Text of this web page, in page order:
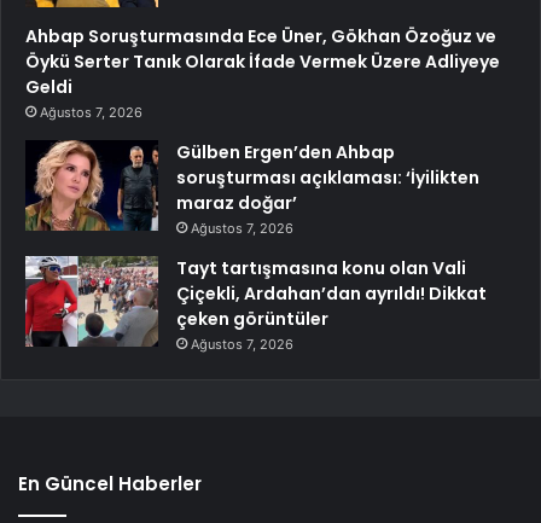
Ahbap Soruşturmasında Ece Üner, Gökhan Özoğuz ve
Öykü Serter Tanık Olarak İfade Vermek Üzere Adliyeye
Geldi
Ağustos 7, 2026
Gülben Ergen’den Ahbap
soruşturması açıklaması: ‘İyilikten
maraz doğar’
Ağustos 7, 2026
Tayt tartışmasına konu olan Vali
Çiçekli, Ardahan’dan ayrıldı! Dikkat
çeken görüntüler
Ağustos 7, 2026
En Güncel Haberler